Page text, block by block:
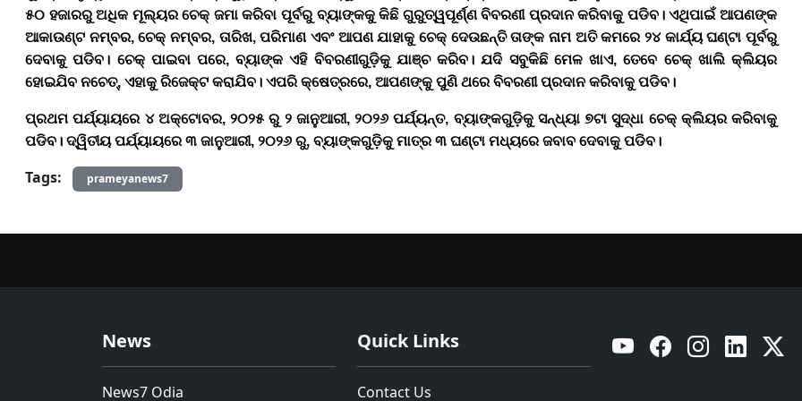
୫୦ ହଜାରରୁ ଅଧିକ ମୂଲ୍ୟର ଚେକ୍ ଜମା କରିବା ପୂର୍ବରୁ ବ୍ୟାଙ୍କକୁ କିଛି ଗୁରୁତ୍ୱପୂର୍ଣ୍ଣ ବିବରଣୀ ପ୍ରଦାନ କରିବାକୁ ପଡିବ। ଏଥିପାଇଁ ଆପଣଙ୍କ
ଆକାଉଣ୍ଟ ନମ୍ବର,ଚେକ୍ ନମ୍ବର, ତାରିଖ,ପରିମାଣ ଏବଂ ଆପଣ ଯାହାକୁ ଚେକ୍ ଦେଉଛନ୍ତି ତାଙ୍କ ନାମ ଅତି କମରେ୨୪କାର୍ଯ୍ୟ ଘଣ୍ଟା ପୂର୍ବରୁ
ଦେବାକୁ ପଡିବ। ଚେକ୍ ପାଇବା ପରେ,ବ୍ୟାଙ୍କ ଏହି ବିବରଣୀଗୁଡ଼ିକୁ ଯାଞ୍ଚ କରିବ। ଯଦି ସବୁକିଛି ମେଳ ଖାଏ,ତେବେ ଚେକ୍ ଖାଲି କ୍ଲିୟର
ହୋଇଯିବ ନଚେତ୍, ଏହାକୁ ରିଜେକ୍ଟ କରାଯିବ। ଏପରି କ୍ଷେତ୍ରରେ, ଆପଣଙ୍କୁ ପୁଣି ଥରେ ବିବରଣୀ ପ୍ରଦାନ କରିବାକୁ ପଡିବ।
ପ୍ରଥମପର୍ଯ୍ୟାୟରେ ୪ ଅକ୍ଟୋବର, ୨୦୨୫ ରୁ ୨ ଜାନୁଆରୀ, ୨୦୨୬ ପର୍ଯ୍ୟନ୍ତ, ବ୍ୟାଙ୍କଗୁଡ଼ିକୁ ସନ୍ଧ୍ୟା ୭ଟା ସୁଦ୍ଧା ଚେକ୍ କ୍ଲିୟର କରିବାକୁ
ପଡିବ। ଦ୍ୱିତୀୟ ପର୍ଯ୍ୟାୟରେ ୩ ଜାନୁଆରୀ, ୨୦୨୬ ରୁ, ବ୍ୟାଙ୍କଗୁଡ଼ିକୁ ମାତ୍ର ୩ ଘଣ୍ଟା ମଧ୍ୟରେ ଜବାବ ଦେବାକୁ ପଡିବ।
Tags: prameyanews7
News
News7 Odia
Quick Links
Contact Us
YouTube Facebook Instagram